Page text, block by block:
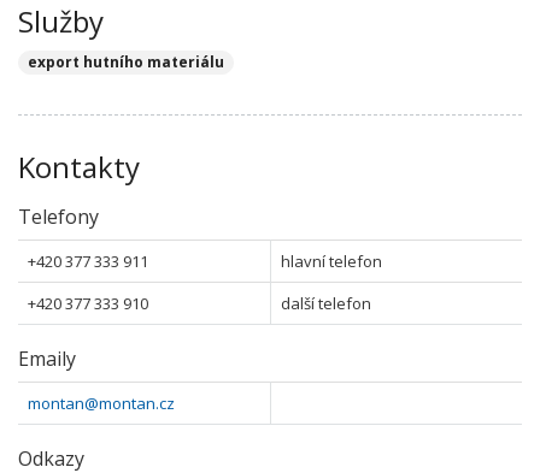
Služby
export hutního materiálu
Kontakty
Telefony
+420 377 333 911
hlavní telefon
+420 377 333 910
další telefon
Emaily
montan@montan.cz
Odkazy